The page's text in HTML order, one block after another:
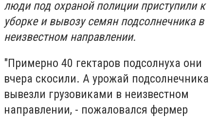
люди под охраной полиции приступили к
уборке и вывозу семян подсолнечника в
неизвестном направлении.
"Примерно 40 гектаров подсолнуха они
вчера скосили. А урожай подсолнечника
вывезли грузовиками в неизвестном
направлении, - пожаловался фермер